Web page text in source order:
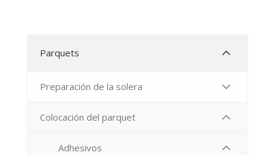
Parquets
Preparación de la solera
Colocación del parquet
Adhesivos